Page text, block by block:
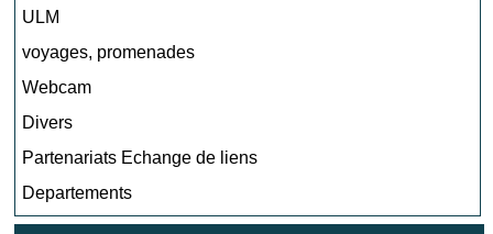
ULM
voyages, promenades
Webcam
Divers
Partenariats Echange de liens
Departements